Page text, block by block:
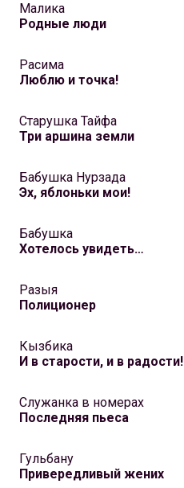
Малика
Родные люди
Расима
Люблю и точка!
Старушка Тайфа
Три аршина земли
Бабушка Нурзада
Эх, яблоньки мои!
Бабушка
Хотелось увидеть…
Разыя
Полиционер
Кызбика
И в cтарости, и в радости!
Служанка в номерах
Последняя пьеса
Гульбану
Привередливый жених